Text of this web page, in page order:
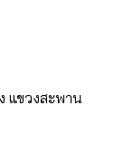
แขวงสะพาน